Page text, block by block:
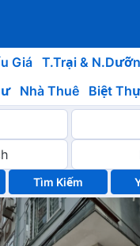
Giá T.Trại &
Nhà Thuê Biệt